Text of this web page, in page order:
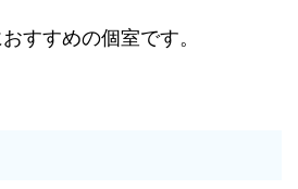
すすめの個室です。